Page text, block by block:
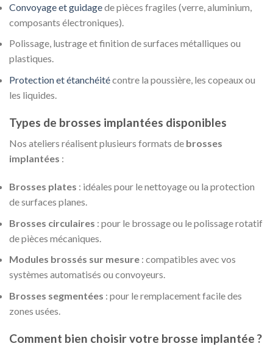
Convoyage et guidagede pièces fragiles (verre, aluminium,
composants électroniques).
Polissage, lustrage et finition de surfaces métalliques ou
plastiques.
Protection et étanchéitécontre la poussière, les copeaux ou
les liquides.
Types de brosses implantées disponibles
Nos ateliers réalisent plusieurs formats de brosses
implantées :
Brosses plates : idéales pour le nettoyage ou la protection
de surfaces planes.
Brosses circulaires : pour le brossage ou le polissage rotatif
de pièces mécaniques.
Modules brossés sur mesure : compatibles avec vos
systèmes automatisés ou convoyeurs.
Brosses segmentées : pour le remplacement facile des
zones usées.
Comment bien choisir votre brosse implantée ?